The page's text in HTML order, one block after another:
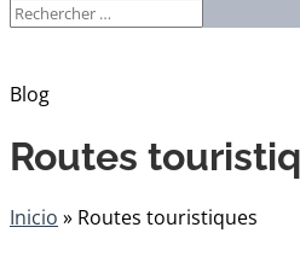
Blog
Routes
Inicio » Routes touristiques